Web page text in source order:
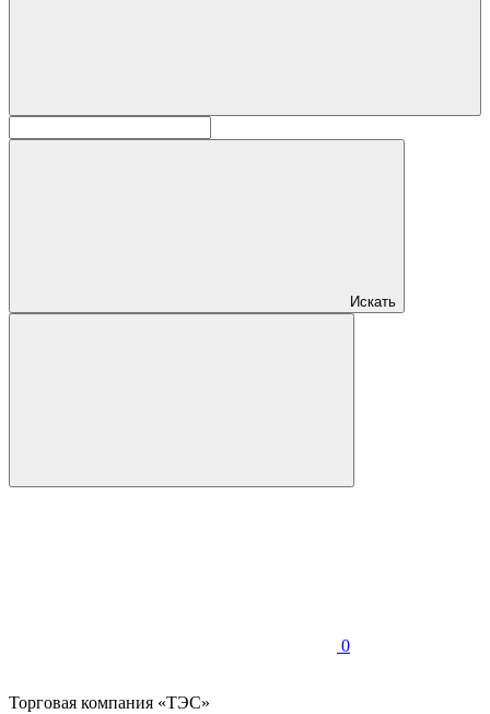
Искать
0
Торговая компания «ТЭС»